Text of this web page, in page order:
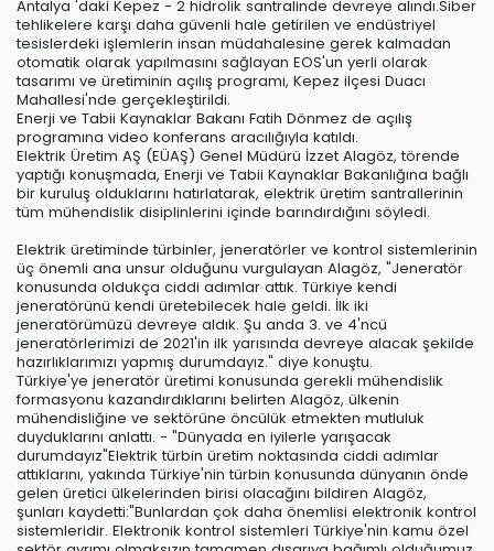
Antalya 'daki Kepez - 2 hidrolik santralinde devreye alındı.Siber
tehlikelere karşı daha güvenli hale getirilen ve endüstriyel
tesislerdeki işlemlerin insan müdahalesine gerek kalmadan
otomatik olarak yapılmasını sağlayan EOS'un yerli olarak
tasarımı ve üretiminin açılış programı, Kepez ilçesi Duacı
Mahallesi'nde gerçekleştirildi.
Enerji ve Tabii Kaynaklar Bakanı Fatih Dönmez de açılış
programına video konferans aracılığıyla katıldı.
Elektrik Üretim AŞ (EÜAŞ) Genel Müdürü İzzet Alagöz, törende
yaptığı konuşmada, Enerji ve Tabii Kaynaklar Bakanlığına bağlı
bir kuruluş olduklarını hatırlatarak, elektrik üretim santrallerinin
tüm mühendislik disiplinlerini içinde barındırdığını söyledi.
Elektrik üretiminde türbinler, jeneratörler ve kontrol sistemlerinin
üç önemli ana unsur olduğunu vurgulayan Alagöz, "Jeneratör
konusunda oldukça ciddi adımlar attık. Türkiye kendi
jeneratörünü kendi üretebilecek hale geldi. İlk iki
jeneratörümüzü devreye aldık. Şu anda 3. ve 4'ncü
jeneratörlerimizi de 2021'in ilk yarısında devreye alacak şekilde
hazırlıklarımızı yapmış durumdayız." diye konuştu.
Türkiye'ye jeneratör üretimi konusunda gerekli mühendislik
formasyonu kazandırdıklarını belirten Alagöz, ülkenin
mühendisliğine ve sektörüne öncülük etmekten mutluluk
duyduklarını anlattı. - "Dünyada en iyilerle yarışacak
durumdayız"Elektrik türbin üretim noktasında ciddi adımlar
attıklarını, yakında Türkiye'nin türbin konusunda dünyanın önde
gelen üretici ülkelerinden birisi olacağını bildiren Alagöz,
şunları kaydetti:"Bunlardan çok daha önemlisi elektronik kontrol
sistemleridir. Elektronik kontrol sistemleri Türkiye'nin kamu özel